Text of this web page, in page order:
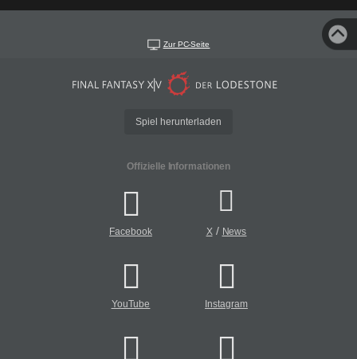
Zur PC-Seite
Spiel herunterladen
Offizielle Informationen
Facebook X/ News
YouTube Instagram